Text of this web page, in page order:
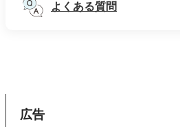
よくある質問
広告